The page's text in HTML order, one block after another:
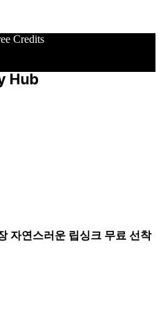
Credits
자연스러운 립싱크 무료 선착